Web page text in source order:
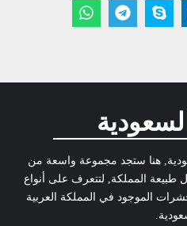
هنا ستجد مجموعة واسعة من
طبيعة المملكة, لتتعرف على أنواع
الموجود في المملكة العربية